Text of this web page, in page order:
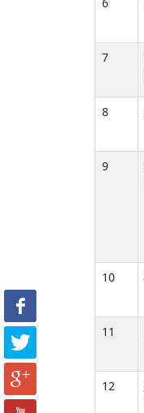
7
8
9
10
11
12